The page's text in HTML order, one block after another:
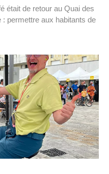
était de retour au Quai des
permettre aux habitants de